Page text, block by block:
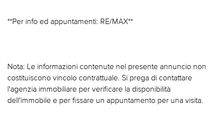
**Per info ed appuntamenti: RE/MAX**
Nota: Le informazioni contenute nel presente annuncio non
costituiscono vincolo contrattuale. Si prega di contattare
l'agenzia immobiliare per verificare la disponibilità
dell'immobile e per fissare un appuntamento per una visita.